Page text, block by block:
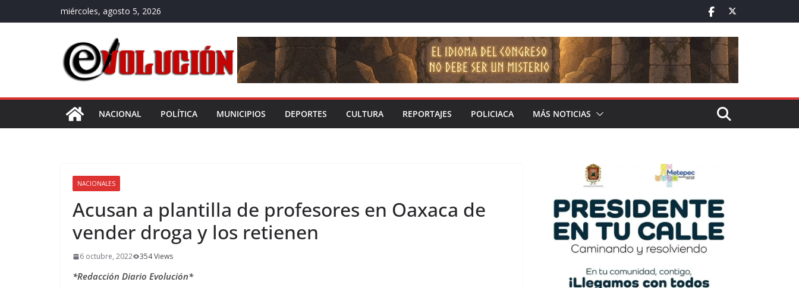
al
miércoles, agosto 5, 2026
NACIONAL POLÍTICA MUNICIPIOS DEPORTES CULTURA REPORTAJES POLICIACA MÁS NOTICIAS
NACIONALES
Acusan a plantilla de profesores en Oaxaca de
vender droga y los retienen
6 octubre, 2022 354 Views
*Redacción Diario Evolución*